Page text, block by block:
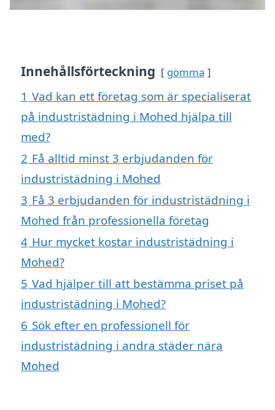
Innehållsförteckning gömma
1 Vad kan ett företag som är specialiserat
på industristädning i Mohed hjälpa till
med?
2 Få alltid minst 3 erbjudanden för
industristädning i Mohed
3 Få 3 erbjudanden för industristädning i
Mohed från professionella företag
4 Hur mycket kostar industristädning i
Mohed?
5 Vad hjälper till att bestämma priset på
industristädning i Mohed?
6 Sök efter en professionell för
industristädning i andra städer nära
Mohed